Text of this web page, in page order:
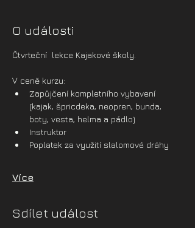
O události
Čtvrteční  lekce Kajakové školy.
V ceně kurzu:
Zapůjčení kompletního vybavení
(kajak, špricdeka, neopren, bunda,
boty, vesta, helma a pádlo)
Instruktor
Poplatek za využití slalomové dráhy
Více
Sdílet událost